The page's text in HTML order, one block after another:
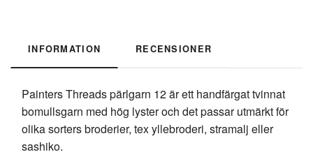
INFORMATION RECENSIONER
Painters Threads pärlgarn 12 är ett handfärgat tvinnat
bomullsgarn med hög lyster och det passar utmärkt för
olika sorters broderier, tex yllebroderi, stramalj eller
sashiko.